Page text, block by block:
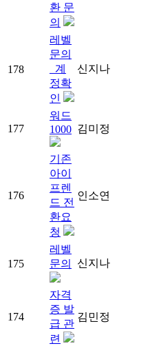
환 문
의
178
레벨
문의
_계
정확
인
신지나
177
워드
1000 김미정
176
기존
아이
프렌
드 전
환요
청
인소연
175
레벨
문의
신지나
174
자격
증 발
급 관
련
김민정